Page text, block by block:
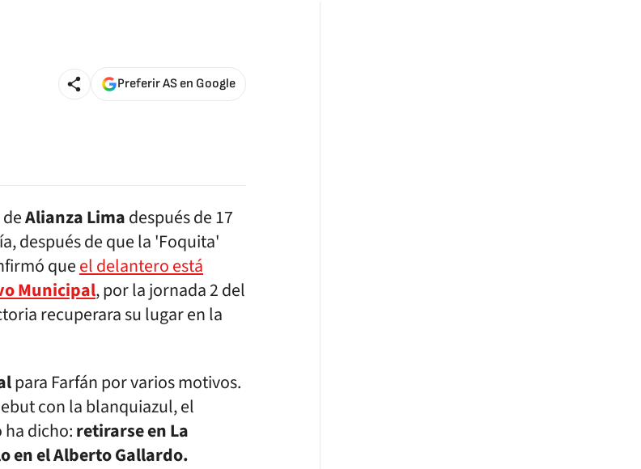
Preferir AS en Google
Alianza Limadespués de 17
después de que la 'Foquita'
queel delantero está
Municipal, por la jornada 2 del
recuperara su lugar en la
para Farfán por varios motivos.
con la blanquiazul, el
ha dicho:retirarse en La
en el Alberto Gallardo.